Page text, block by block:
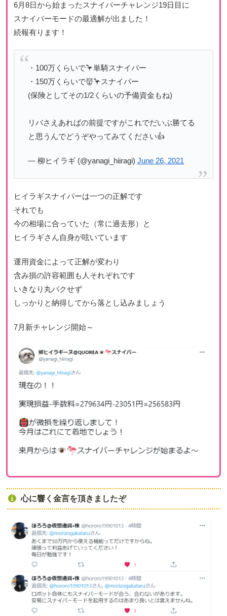
6月8日から始まったスナイパーチャレンジ19日目に
スナイパーモードの最適解が出ました！
続報有ります！
・100万くらいで🦩単騎スナイパー
・150万くらいで👹🦩スナイパー
(保険としてその1/2くらいの予備資金もね)
リバさえあればの前提ですがこれでだいぶ勝てる
と思うんでどうぞやってみてください👍
— 柳ヒイラギ (@yanagi_hiiragi) June 26, 2021
ヒイラギスナイパーは一つの正解です
それでも
今の相場に合っていた（常に過去形）と
ヒイラギさん自身が呟いています
運用資金によって正解が変わり
含み損の許容範囲も人それぞれです
いきなり丸パクせず
しっかりと納得してから落とし込みましょう
7月新チャレンジ開始～
心に響く金言を頂きましたぞ